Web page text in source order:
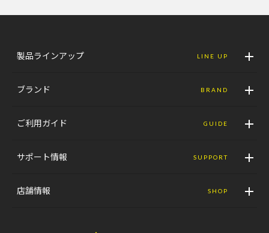
製品ラインアップ LINE UP
ブランド BRAND
ご利用ガイド GUIDE
サポート情報 SUPPORT
店舗情報 SHOP